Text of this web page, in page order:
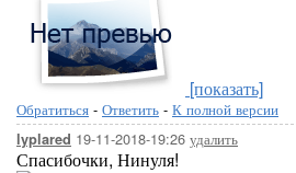
[показать]
Обратиться - Ответить - К полной версии
lyplared 19-11-2018-19:26 удалить
Спасибочки, Нинуля!